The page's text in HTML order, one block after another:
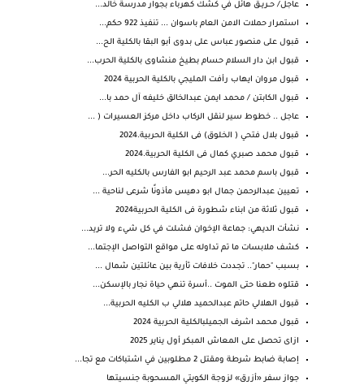
عاجل/ حــريــق هائل في كشك كهرباء بجوار مدرسة خالد...
استمرار حملات الامن العام باسوان ... تنفيذ 922 حكم...
قبول على منصور عباس على بدوى أبو البقا بالكلية الح...
قبول ابن دار السلام حسام بطيخ منشاوى بالكلية الحرب...
قبول مروان ايهاب رأفت المليجي بالكلية الحربية 2024
قبول الكابتن / محمد ايمن عبدالخالق خليفه آل حمد با...
عاجل .. خطوط سير لنقل الركاب داخل مركز العسيرات ( ...
قبول بلال فتحي ( الخلوق) فى الكلية الحربية.2024
قبول محمد صبري كمال فى الكلية الحربية.2024
قبول باسم محمد عبد الرحيم ابو الفارس بالكليه الحر...
تعيين عبدالرحمن جمال ابو دهيس مأذونًا شرعى لناحية ...
قبول ثلاثة من ابناء شطورة فى الكلية الحربية2024
نشأت الديهي: جماعة الإخوان فشلت في كل شيء ولا تريد...
كشف ملابسات ما تم تداوله على مواقع التواصل الإجتما...
بسبب "حمار".. تجددت خلافات ثأرية بين عائلتين شمال ...
قتلوه طعنا حتى الموت ..أسرة تنهي حياة نجار بالإسكن...
قبول الهلالي حاتم عبدالحميد هلالي ب الكليه الحربية...
قبول محمد اشرف الجميلبالكلية الحربية 2024
ازاى تحصل على المعاش المبكر أول يناير 2025
إصابة ضابط شرطة ومقتل 2 مطلوبين في اشتباكات مع تجا...
جواز سفر «أزرق» لزوجة الكويتي المسحوبة جنسيتها